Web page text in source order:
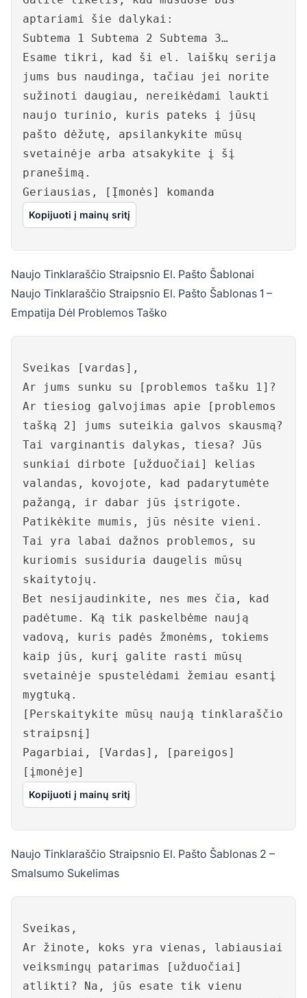
aptariami šie dalykai:
Subtema 1 Subtema 2 Subtema 3…
Esame tikri, kad ši el. laiškų serija
jums bus naudinga, tačiau jei norite
sužinoti daugiau, nereikėdami laukti
naujo turinio, kuris pateks į jūsų
pašto dėžutę, apsilankykite mūsų
svetainėje arba atsakykite į šį
pranešimą.
Geriausias, [Įmonės] komanda
Kopijuoti į mainų sritį
Naujo Tinklaraščio Straipsnio El. Pašto Šablonai
Naujo Tinklaraščio Straipsnio El. Pašto Šablonas 1 –
Empatija Dėl Problemos Taško
Sveikas [vardas],
Ar jums sunku su [problemos tašku 1]?
Ar tiesiog galvojimas apie [problemos
tašką 2] jums suteikia galvos skausmą?
Tai varginantis dalykas, tiesa? Jūs
sunkiai dirbote [užduočiai] kelias
valandas, kovojote, kad padarytumėte
pažangą, ir dabar jūs įstrigote.
Patikėkite mumis, jūs nėsite vieni.
Tai yra labai dažnos problemos, su
kuriomis susiduria daugelis mūsų
skaitytojų.
Bet nesijaudinkite, nes mes čia, kad
padėtume. Ką tik paskelbėme naują
vadovą, kuris padės žmonėms, tokiems
kaip jūs, kurį galite rasti mūsų
svetainėje spustelėdami žemiau esantį
mygtuką.
[Perskaitykite mūsų naują tinklaraščio
straipsnį]
Pagarbiai, [Vardas], [pareigos]
[įmonėje]
Kopijuoti į mainų sritį
Naujo Tinklaraščio Straipsnio El. Pašto Šablonas 2 –
Smalsumo Sukelimas
Sveikas,
Ar žinote, koks yra vienas, labiausiai
veiksmingų patarimas [užduočiai]
atlikti? Na, jūs esate tik vienu